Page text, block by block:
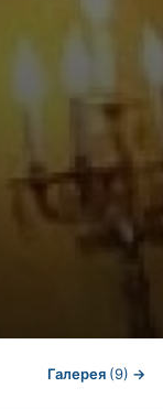
Галерея (9) →